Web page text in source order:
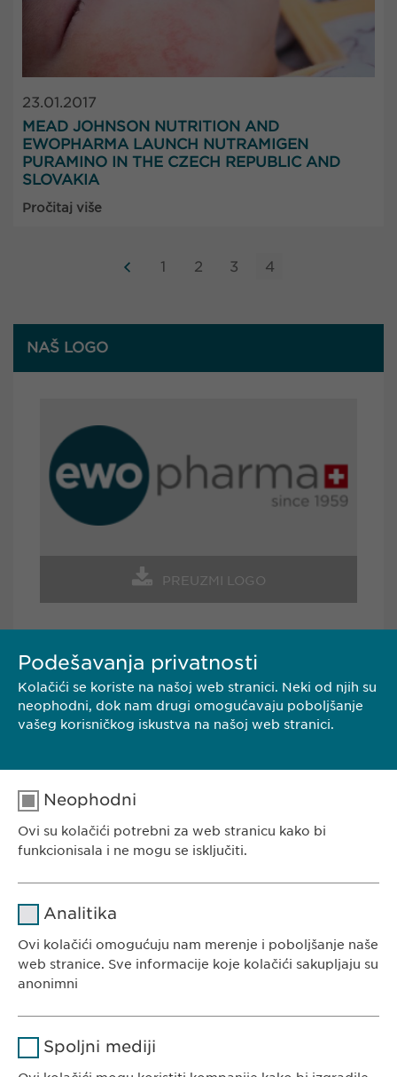
NAŠ LOGO
PREUZMI LOGO
KONTAKT
Borisavljevićeva 78
11010 Beograd
Srbija
Tel.: +381 (0) 11 77 00 585
E-mail:info@ewopharma.rs
23.01.2017
MEAD JOHNSON NUTRITION AND
EWOPHARMA LAUNCH NUTRAMIGEN
PURAMINO IN THE CZECH REPUBLIC AND
SLOVAKIA
Pročitaj više
1 2 3 4
EWOPHARMA SRBIJA
Podešavanja privatnosti
Kolačići se koriste na našoj web stranici. Neki od njih su
neophodni, dok nam drugi omogućavaju poboljšanje
vašeg korisničkog iskustva na našoj web stranici.
Neophodni
Ovi su kolačići potrebni za web stranicu kako bi
funkcionisala i ne mogu se isključiti.
Čuva stanje pristanka korisnika za
Analitika
Ovi kolačići omogućuju nam merenje i poboljšanje naše
web stranice. Sve informacije koje kolačići sakupljaju su
anonimni
Spoljni mediji